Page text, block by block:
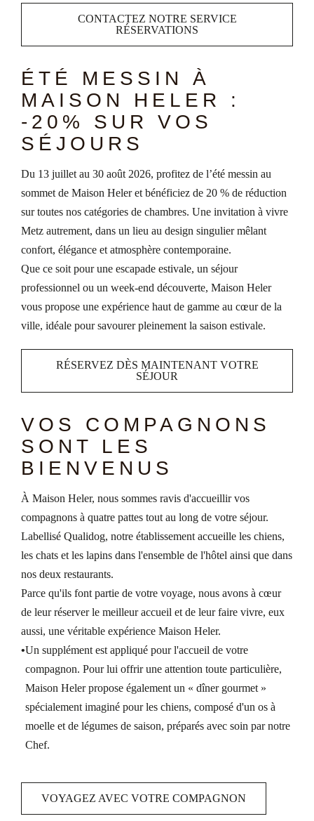
CONTACTEZ NOTRE SERVICE
RÉSERVATIONS
ÉTÉ MESSIN À
MAISON HELER :
-20% SUR VOS
SÉJOURS
Du 13 juillet au 30 août 2026, profitez de l’été messin au
sommet de Maison Heler et bénéficiez de 20 % de réduction
sur toutes nos catégories de chambres. Une invitation à vivre
Metz autrement, dans un lieu au design singulier mêlant
confort, élégance et atmosphère contemporaine.
Que ce soit pour une escapade estivale, un séjour
professionnel ou un week-end découverte, Maison Heler
vous propose une expérience haut de gamme au cœur de la
ville, idéale pour savourer pleinement la saison estivale.
RÉSERVEZ DÈS MAINTENANT VOTRE
SÉJOUR
VOS COMPAGNONS
SONT LES
BIENVENUS
À Maison Heler, nous sommes ravis d'accueillir vos
compagnons à quatre pattes tout au long de votre séjour.
Labellisé Qualidog, notre établissement accueille les chiens,
les chats et les lapins dans l'ensemble de l'hôtel ainsi que dans
nos deux restaurants.
Parce qu'ils font partie de votre voyage, nous avons à cœur
de leur réserver le meilleur accueil et de leur faire vivre, eux
aussi, une véritable expérience Maison Heler.
Un supplément est appliqué pour l'accueil de votre
compagnon. Pour lui offrir une attention toute particulière,
Maison Heler propose également un « dîner gourmet »
spécialement imaginé pour les chiens, composé d'un os à
moelle et de légumes de saison, préparés avec soin par notre
Chef.
VOYAGEZ AVEC VOTRE COMPAGNON